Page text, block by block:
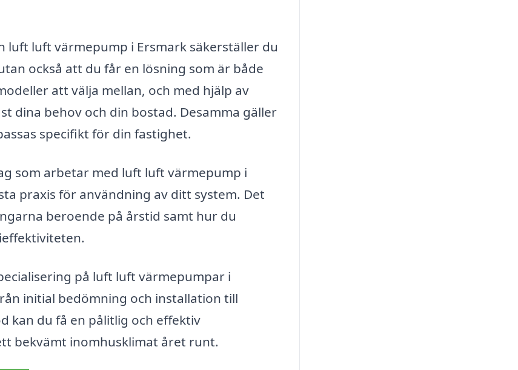
luft värmepump i Ersmark säkerställer du
också att du får en lösning som är både
att välja mellan, och med hjälp av
dina behov och din bostad. Desamma gäller
specifikt för din fastighet.
som arbetar med luft luft värmepump i
praxis för användning av ditt system. Det
beroende på årstid samt hur du
på luft luft värmepumpar i
initial bedömning och installation till
kan du få en pålitlig och effektiv
bekvämt inomhusklimat året runt.